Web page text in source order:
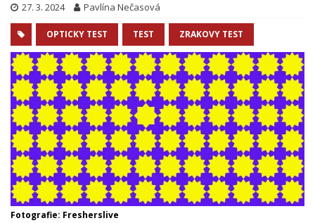
27. 3. 2024 Pavlína Nečasová
OPTICKY TEST TEST ZRAKOVY TEST
Fotografie: Fresherslive